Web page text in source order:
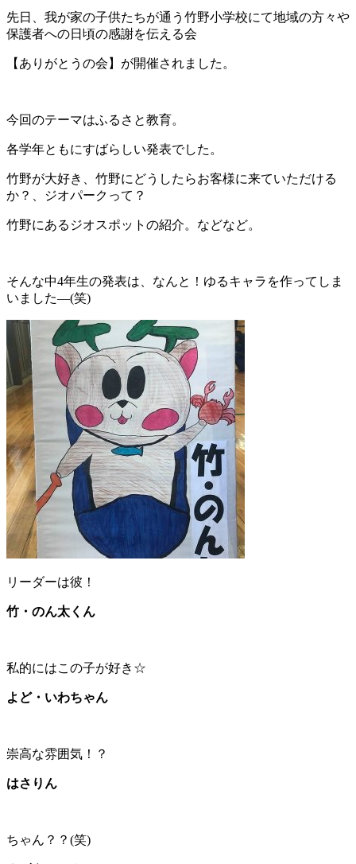
先日、我が家の子供たちが通う竹野小学校にて地域の方々や
保護者への日頃の感謝を伝える会
【ありがとうの会】が開催されました。
今回のテーマはふるさと教育。
各学年ともにすばらしい発表でした。
竹野が大好き、竹野にどうしたらお客様に来ていただける
か？、ジオパークって？
竹野にあるジオスポットの紹介。などなど。
そんな中4年生の発表は、なんと！ゆるキャラを作ってしま
いました―(笑)
リーダーは彼！
竹・のん太くん
私的にはこの子が好き☆
よど・いわちゃん
崇高な雰囲気！？
はさりん
ちゃん？？(笑)